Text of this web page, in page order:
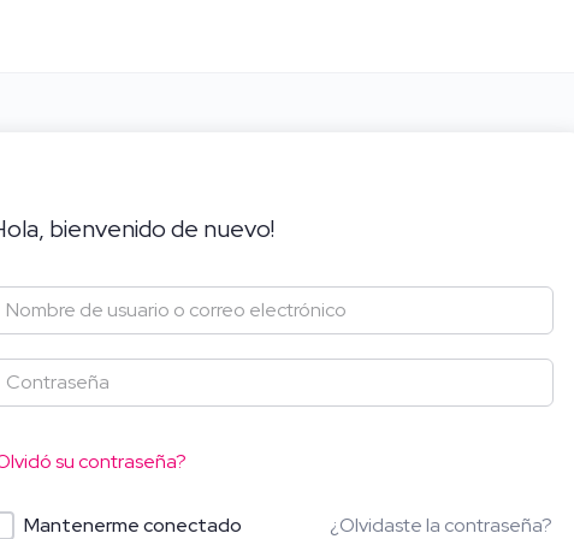
bienvenido de nuevo!
su contraseña?
Mantenerme conectado ¿Olvidaste la contraseña?